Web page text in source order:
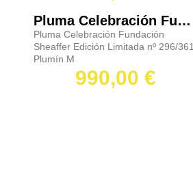
Pluma Celebración Fundación Sheaffer
Pluma Celebración Fundación
Sheaffer Edición Limitada nº 296/361
Plumín M
990,00 €